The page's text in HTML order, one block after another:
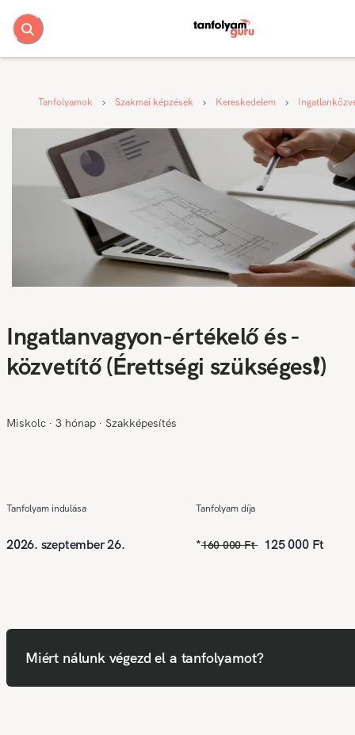
Tanfolyamok Szakmai képzések Kereskedelem
Ingatlanvagyon-értékelő és -
közvetítő (Érettségi szükséges❗)
Miskolc ∙ 3 hónap ∙ Szakképesítés
Tanfolyam indulása
2026. szeptember 26.
Tanfolyam díja
*160 000 Ft 125 000 Ft
Miért nálunk végezd el a tanfolyamot?